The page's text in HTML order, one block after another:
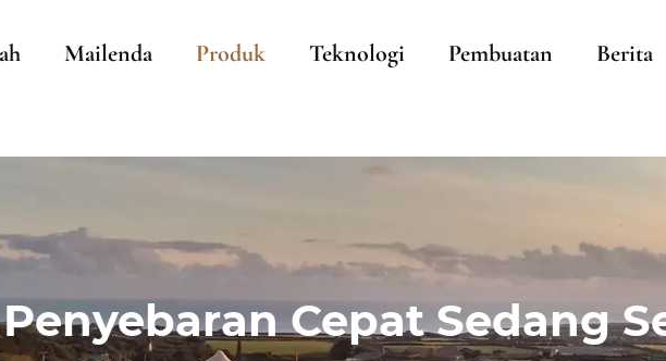
Mailenda Produk Teknologi Pembuatan Berita
Cepat Sedang